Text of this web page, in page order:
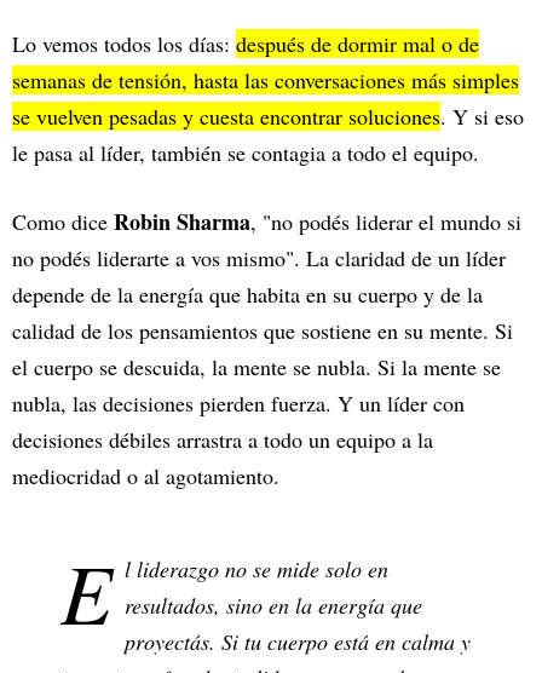
Lo vemos todos los días: después de dormir mal o de
semanas de tensión, hasta las conversaciones más simples
se vuelven pesadas y cuesta encontrar soluciones. Y si eso
le pasa al líder, también se contagia a todo el equipo.
Como dice Robin Sharma, "no podés liderar el mundo si
no podés liderarte a vos mismo". La claridad de un líder
depende de la energía que habita en su cuerpo y de la
calidad de los pensamientos que sostiene en su mente. Si
el cuerpo se descuida, la mente se nubla. Si la mente se
nubla, las decisiones pierden fuerza. Y un líder con
decisiones débiles arrastra a todo un equipo a la
mediocridad o al agotamiento.
E l liderazgo no se mide solo en
resultados, sino en la energía que
proyectás. Si tu cuerpo está en calma y